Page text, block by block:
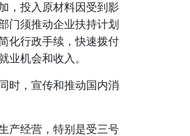
，投入原材料因受到影
门须推动企业扶持计划
化行政手续，快速拨付
业机会和收入。
时，宣传和推动国内消
产经营，特别是受三号